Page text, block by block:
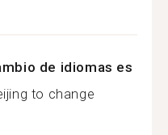
de idiomas es
to change